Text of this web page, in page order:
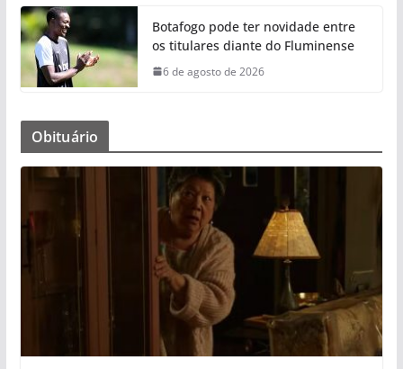
Botafogo pode ter novidade entre
os titulares diante do Fluminense
6 de agosto de 2026
Obituário